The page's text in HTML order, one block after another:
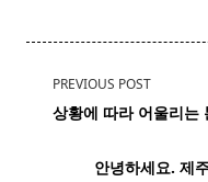
<span
class="nav-
PREVIOUS POST
상황에 따라 어울리는
안녕하세요. 제